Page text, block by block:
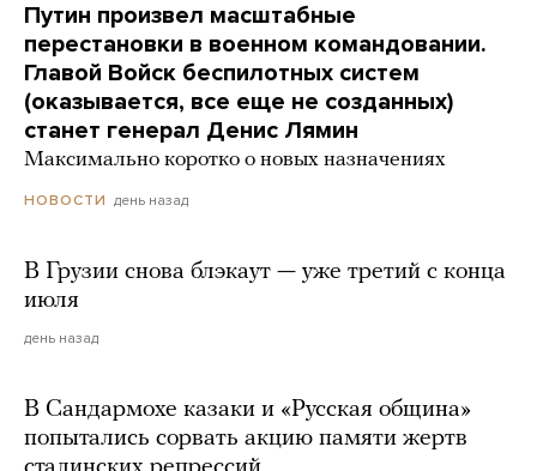
Путин произвел масштабные
перестановки в военном командовании.
Главой Войск беспилотных систем
(оказывается, все еще не созданных)
станет генерал Денис Лямин
Максимально коротко о новых назначениях
НОВОСТИ день назад
В Грузии снова блэкаут — уже третий с конца
июля
день назад
В Сандармохе казаки и «Русская община»
попытались сорвать акцию памяти жертв